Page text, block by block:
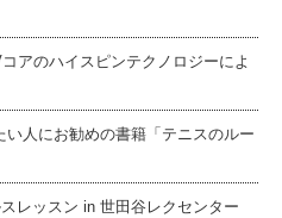
アのハイスピンテクノロジーによ
人にお勧めの書籍「テニスのルー
レッスン in 世田谷レクセンター